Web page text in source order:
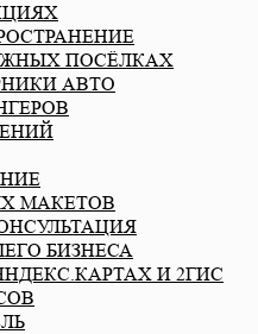
ПОСЁЛКАХ
АВТО
МАКЕТОВ
БИЗНЕСА
И 2ГИС